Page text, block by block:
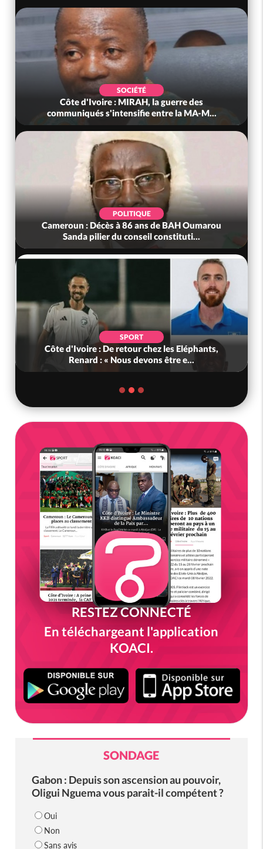
SOCIÉTÉ
Côte d'Ivoire : MIRAH, la guerre des
communiqués s'intensifie entre la MA-M...
POLITIQUE
Cameroun : Décès à 86 ans de BAH Oumarou
Sanda pilier du conseil constituti...
SPORT
Côte d'Ivoire : De retour chez les Eléphants,
Renard : « Nous devons être e...
RESTEZ CONNECTÉ
En téléchargeant l'application
KOACI.
SONDAGE
Gabon : Depuis son ascension au pouvoir,
Oligui Nguema vous parait-il compétent ?
Oui
Non
Sans avis